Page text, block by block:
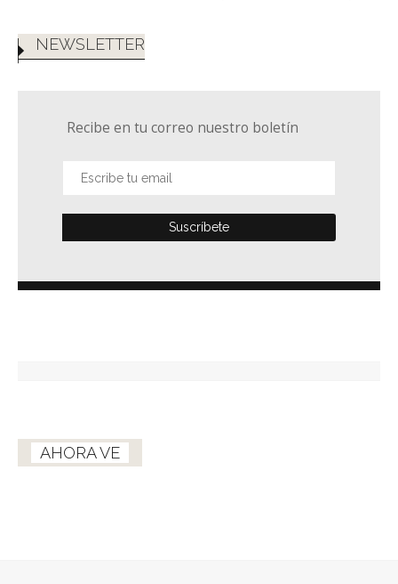
NEWSLETTER
Recibe en tu correo nuestro boletín
AHORA VE